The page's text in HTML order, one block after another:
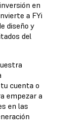
en
a FYi
diseño y
del
cuenta o
empezar a
en las